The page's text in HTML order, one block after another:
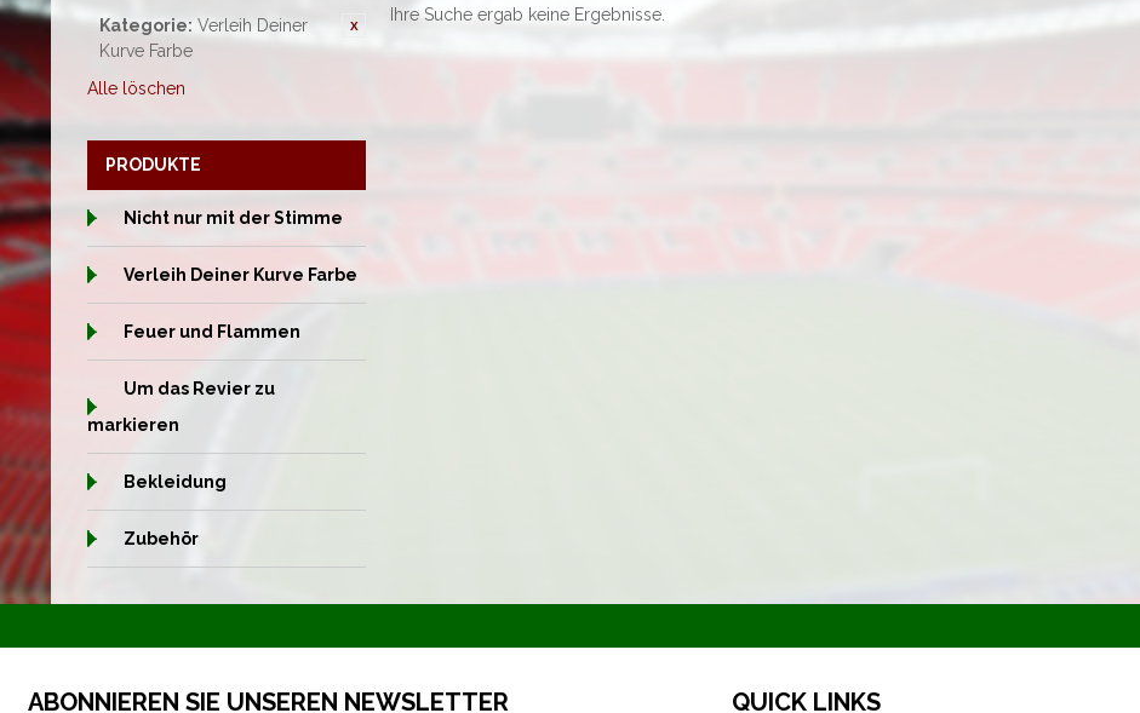
Kategorie: Verleih Deiner
Kurve Farbe
Alle löschen
Ihre Suche ergab keine Ergebnisse.
PRODUKTE
Nicht nur mit der Stimme
Verleih Deiner Kurve Farbe
Feuer und Flammen
Um das Revier zu
markieren
Bekleidung
Zubehör
ABONNIEREN SIE UNSEREN NEWSLETTER QUICK LINKS